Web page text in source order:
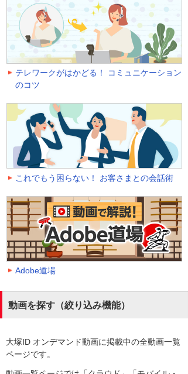
テレワークがはかどる！ コミュニケーション
のコツ
これでもう困らない！ お客さまとの会話術
Adobe道場
動画を探す（絞り込み機能）
大塚ID オンデマンド動画に掲載中の全動画一覧
ページです。